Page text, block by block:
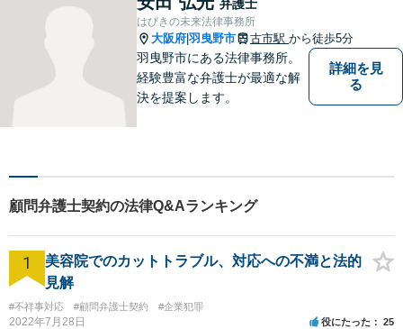
弁護士
はびきの未来法律事務所
大阪府 羽曳野市 古市駅 から徒歩5分
羽曳野市にある法律事務所。
経験豊富な弁護士が最適な解
決を提案します。
詳細を見
る
顧問弁護士契約の法律Q&Aランキング
1
美容院でのカットトラブル、対応への不満と法的
見解
#不祥事対応 #顧問弁護士契約 #企業犯罪
2022年7月28日 役にたった 25